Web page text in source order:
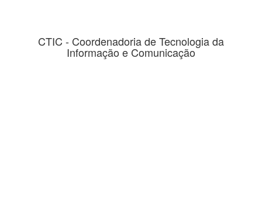
CTIC - Coordenadoria de Tecnologia da
Informação e Comunicação